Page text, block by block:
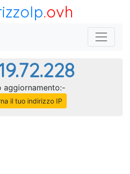
.ovh
aggiornamento:-
il tuo indirizzo IP